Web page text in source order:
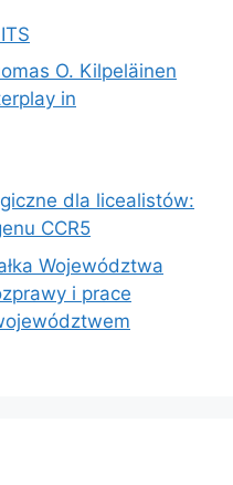
O. Kilpeläinen
in
dla licealistów:
CCR5
Województwa
i prace